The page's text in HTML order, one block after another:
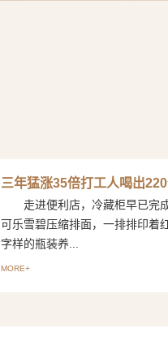
三年猛涨35倍打工人喝出220
走进便利店，冷藏柜早已完成
可乐雪碧压缩排面，一排排印着
字样的瓶装养...
MORE+